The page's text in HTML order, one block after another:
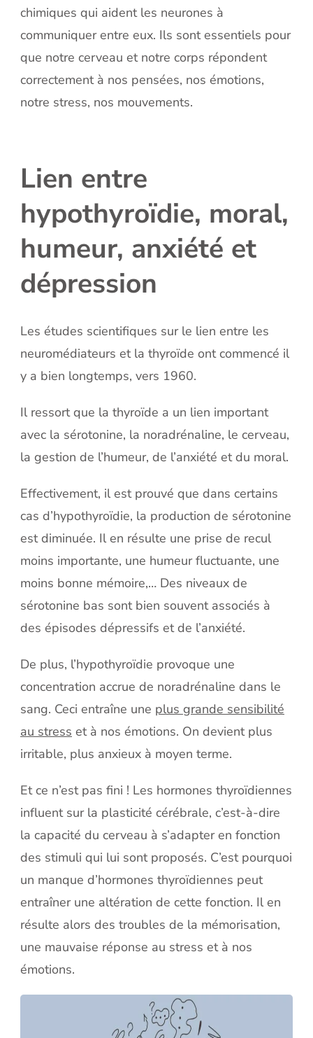
chimiques qui aident les neurones à
communiquer entre eux. Ils sont essentiels pour
que notre cerveau et notre corps répondent
correctement à nos pensées, nos émotions,
notre stress, nos mouvements.
Lien entre
hypothyroïdie, moral,
humeur, anxiété et
dépression
Les études scientifiques sur le lien entre les
neuromédiateurs et la thyroïde ont commencé il
y a bien longtemps, vers 1960.
Il ressort que la thyroïde a un lien important
avec la sérotonine, la noradrénaline, le cerveau,
la gestion de l’humeur, de l’anxiété et du moral.
Effectivement, il est prouvé que dans certains
cas d’hypothyroïdie, la production de sérotonine
est diminuée. Il en résulte une prise de recul
moins importante, une humeur fluctuante, une
moins bonne mémoire,… Des niveaux de
sérotonine bas sont bien souvent associés à
des épisodes dépressifs et de l’anxiété.
De plus, l’hypothyroïdie provoque une
concentration accrue de noradrénaline dans le
sang. Ceci entraîne une plus grande sensibilité
au stress et à nos émotions. On devient plus
irritable, plus anxieux à moyen terme.
Et ce n’est pas fini ! Les hormones thyroïdiennes
influent sur la plasticité cérébrale, c’est-à-dire
la capacité du cerveau à s’adapter en fonction
des stimuli qui lui sont proposés. C’est pourquoi
un manque d’hormones thyroïdiennes peut
entraîner une altération de cette fonction. Il en
résulte alors des troubles de la mémorisation,
une mauvaise réponse au stress et à nos
émotions.